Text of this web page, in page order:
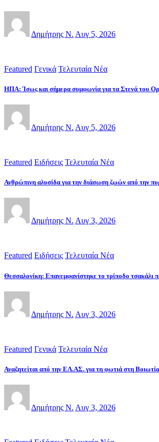
Δημήτρης Ν. Αυγ 5, 2026
Featured Γενικά Τελευταία Νέα
ΗΠΑ: Ίσως και σήμερα συμφωνία για τα Στενά του
Δημήτρης Ν. Αυγ 5, 2026
Featured Ειδήσεις Τελευταία Νέα
Ανθρώπινη αλυσίδα για την διάσωση ζωών από την
Δημήτρης Ν. Αυγ 3, 2026
Featured Ειδήσεις Τελευταία Νέα
Θεσσαλονίκη: Επανεμφανίστηκε το τρίποδο τσακάλι
Δημήτρης Ν. Αυγ 3, 2026
Featured Γενικά Τελευταία Νέα
Αναζητείται από την ΕΛ.ΑΣ. για τη φωτιά στη
Δημήτρης Ν. Αυγ 3, 2026